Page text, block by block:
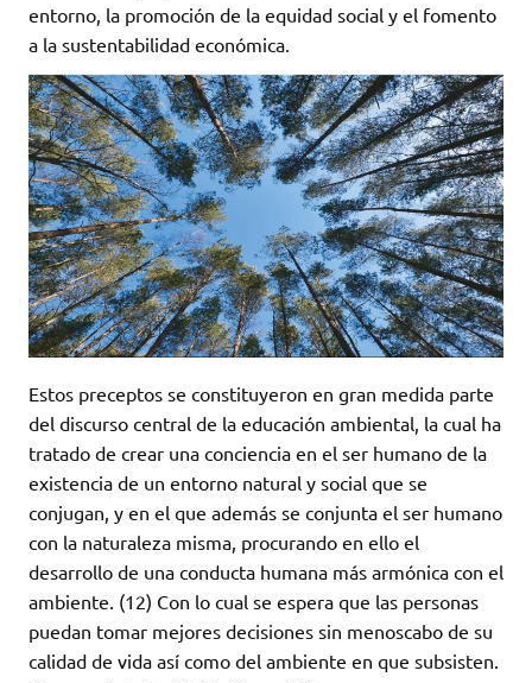
entorno, la promoción de la equidad social y el fomento
a la sustentabilidad económica.
Estos preceptos se constituyeron en gran medida parte
del discurso central de la educación ambiental, la cual ha
tratado de crear una conciencia en el ser humano de la
existencia de un entorno natural y social que se
conjugan, y en el que además se conjunta el ser humano
con la naturaleza misma, procurando en ello el
desarrollo de una conducta humana más armónica con el
ambiente. (12) Con lo cual se espera que las personas
puedan tomar mejores decisiones sin menoscabo de su
calidad de vida así como del ambiente en que subsisten.